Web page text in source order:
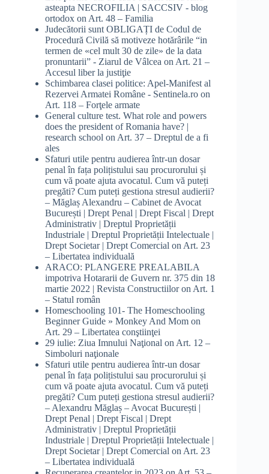
asteapta NECROFILIA | SACCSIV - blog
ortodox on Art. 48 – Familia
Judecătorii sunt OBLIGAȚI de Codul de
Procedură Civilă să motiveze hotărârile “in
termen de «cel mult 30 de zile» de la data
pronuntarii” - Ziarul de Vâlcea on Art. 21 –
Accesul liber la justiţie
Schimbarea clasei politice: Apel-Manifest al
Rezervei Armatei Române - Sentinela.ro on
Art. 118 – Forţele armate
General culture test. What role and powers
does the president of Romania have? |
research school on Art. 37 – Dreptul de a fi
ales
Sfaturi utile pentru audierea într-un dosar
penal în fața polițistului sau procurorului și
cum vă poate ajuta avocatul. Cum vă puteți
pregăti? Cum puteți gestiona stresul audierii?
– Măglaș Alexandru – Cabinet de Avocat
București | Drept Penal | Drept Fiscal | Drept
Administrativ | Dreptul Proprietății
Industriale | Dreptul Proprietății Intelectuale |
Drept Societar | Drept Comercial on Art. 23
– Libertatea individuală
ARACO: PLANGERE PREALABILA
impotriva Hotararii de Guvern nr. 375 din 18
martie 2022 | Revista Constructiiloron Art. 1
– Statul român
Homeschooling 101- The Homeschooling
Beginner Guide » Monkey And Mom on
Art. 29 – Libertatea conştiinţei
29 iulie: Ziua Imnului Naţional on Art. 12 –
Simboluri naţionale
Sfaturi utile pentru audierea într-un dosar
penal în fața polițistului sau procurorului și
cum vă poate ajuta avocatul. Cum vă puteți
pregăti? Cum puteți gestiona stresul audierii?
– Alexandru Măglaș – Avocat București |
Drept Penal | Drept Fiscal | Drept
Administrativ | Dreptul Proprietății
Industriale | Dreptul Proprietății Intelectuale |
Drept Societar | Drept Comercial on Art. 23
– Libertatea individuală